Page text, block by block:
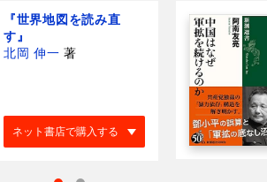
『世界地図を読み直
す』
北岡 伸一 著
ネット書店で購入する